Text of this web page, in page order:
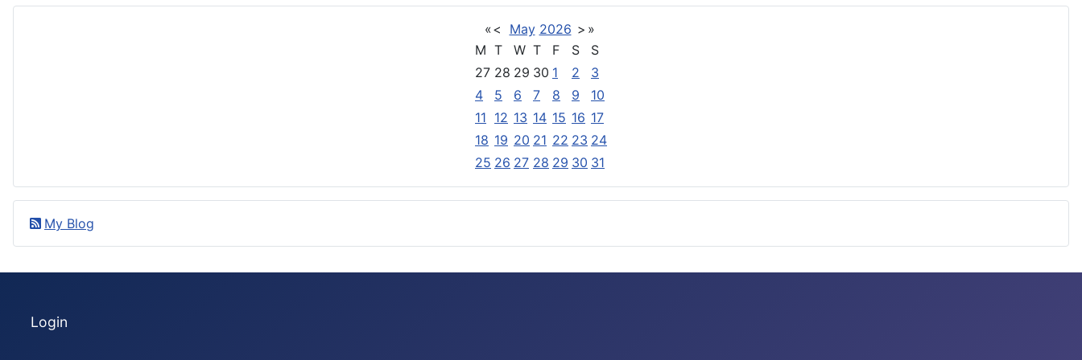
«< May 2026 > »
M T W T F S
S
27 28 29 30 1 2
3
4
5 6 7 8 9
10
11 12 13 14 15 16 17
18 19 20 21 22 23 24
25 26 27 28 29 30 31
My Blog
Login